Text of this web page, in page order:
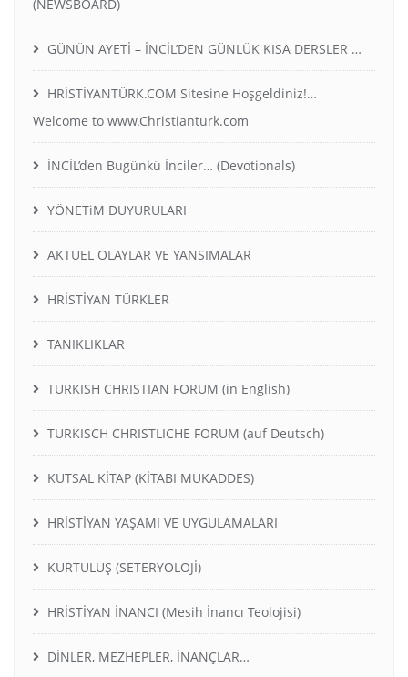
(NEWSBOARD)
GÜNÜN AYETİ – İNCİL’DEN GÜNLÜK KISA DERSLER …
HRİSTİYANTÜRK.COM Sitesine Hoşgeldiniz!…
Welcome to www.Christianturk.com
İNCİL’den Bugünkü İnciler… (Devotionals)
YÖNETiM DUYURULARI
AKTUEL OLAYLAR VE YANSIMALAR
HRİSTİYAN TÜRKLER
TANIKLIKLAR
TURKISH CHRISTIAN FORUM (in English)
TURKISCH CHRISTLICHE FORUM (auf Deutsch)
KUTSAL KİTAP (KİTABI MUKADDES)
HRİSTİYAN YAŞAMI VE UYGULAMALARI
KURTULUŞ (SETERYOLOJİ)
HRİSTİYAN İNANCI (Mesih İnancı Teolojisi)
DİNLER, MEZHEPLER, İNANÇLAR…